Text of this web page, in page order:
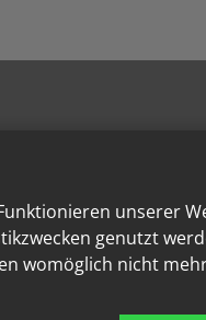
unserer
genutzt
womöglich nicht